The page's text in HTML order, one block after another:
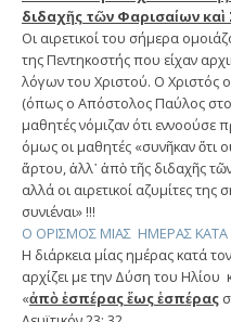
διδαχῆς τῶν Φαρισαίων
Οι αιρετικοί του σήμερα
της Πεντηκοστής που είχαν
λόγων του Χριστού. Ο Χριστός
(όπως ο Απόστολος Παύλος
μαθητές νόμιζαν ότι εννοούσε
όμως οι μαθητές «συνῆκαν ὅτι
ἄρτου, ἀλλ᾿ ἀπὸ τῆς διδαχῆς
αλλά οι αιρετικοί αζυμίτες
συνιέναι» !!!
Ο ΟΡΙΣΜΟΣ ΜΙΑΣ ΗΜΕΡΑΣ ΚΑΤΑ
Η διάρκεια μίας ημέρας κατά
αρχίζει με την Δύση του Ηλίου
«ἀπὸ ἑσπέρας ἕως ἑσπέρας